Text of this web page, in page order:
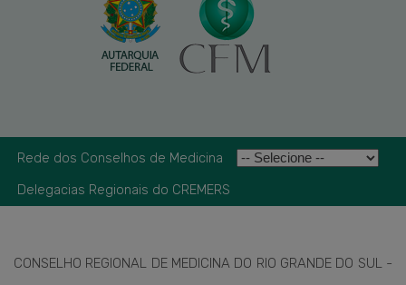
Rede dos Conselhos de Medicina
Delegacias Regionais do CREMERS
CONSELHO REGIONAL DE MEDICINA DO RIO GRANDE DO SUL -